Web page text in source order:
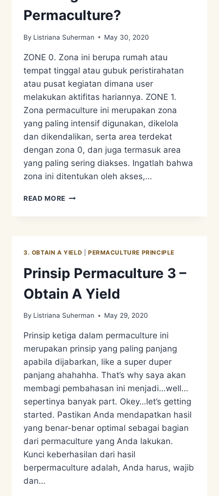
Permaculture?
By Listriana Suherman May 30, 2020
ZONE 0. Zona ini berupa rumah atau
tempat tinggal atau gubuk peristirahatan
atau pusat kegiatan dimana user
melakukan aktifitas hariannya. ZONE 1.
Zona permaculture ini merupakan zona
yang paling intensif digunakan, dikelola
dan dikendalikan, serta area terdekat
dengan zona 0, dan juga termasuk area
yang paling sering diakses. Ingatlah bahwa
zona ini ditentukan oleh akses,…
READ MORE PERMACULTURE
SYSTEM
BAGAIMANA
PEMBAGIAN
ZONA
PERMACULTURE?
3. OBTAIN A YIELD PERMACULTURE PRINCIPLE
Prinsip Permaculture 3 –
Obtain A Yield
By Listriana Suherman May 29, 2020
Prinsip ketiga dalam permaculture ini
merupakan prinsip yang paling panjang
apabila dijabarkan, like a super duper
panjang ahahahha. That’s why saya akan
membagi pembahasan ini menjadi…well…
sepertinya banyak part. Okey…let’s getting
started. Pastikan Anda mendapatkan hasil
yang benar-benar optimal sebagai bagian
dari permaculture yang Anda lakukan.
Kunci keberhasilan dari hasil
berpermaculture adalah, Anda harus, wajib
dan…